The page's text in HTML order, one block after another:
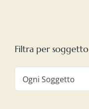
Filtra per soggetto
Ogni Soggetto